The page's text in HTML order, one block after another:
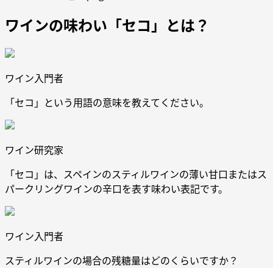
ワインの味わい「セコ」とは？
ワイン入門者
「セコ」という用語の意味を教えてください。
ワイン研究家
「セコ」は、スペインのスティルワインの薄い甘口またはス
パークリングワインの辛口を表す味わい表記です。
ワイン入門者
スティルワインの場合の残糖量はどのくらいですか？